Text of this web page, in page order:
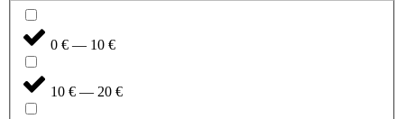
0 € — 10 €
10 € — 20 €